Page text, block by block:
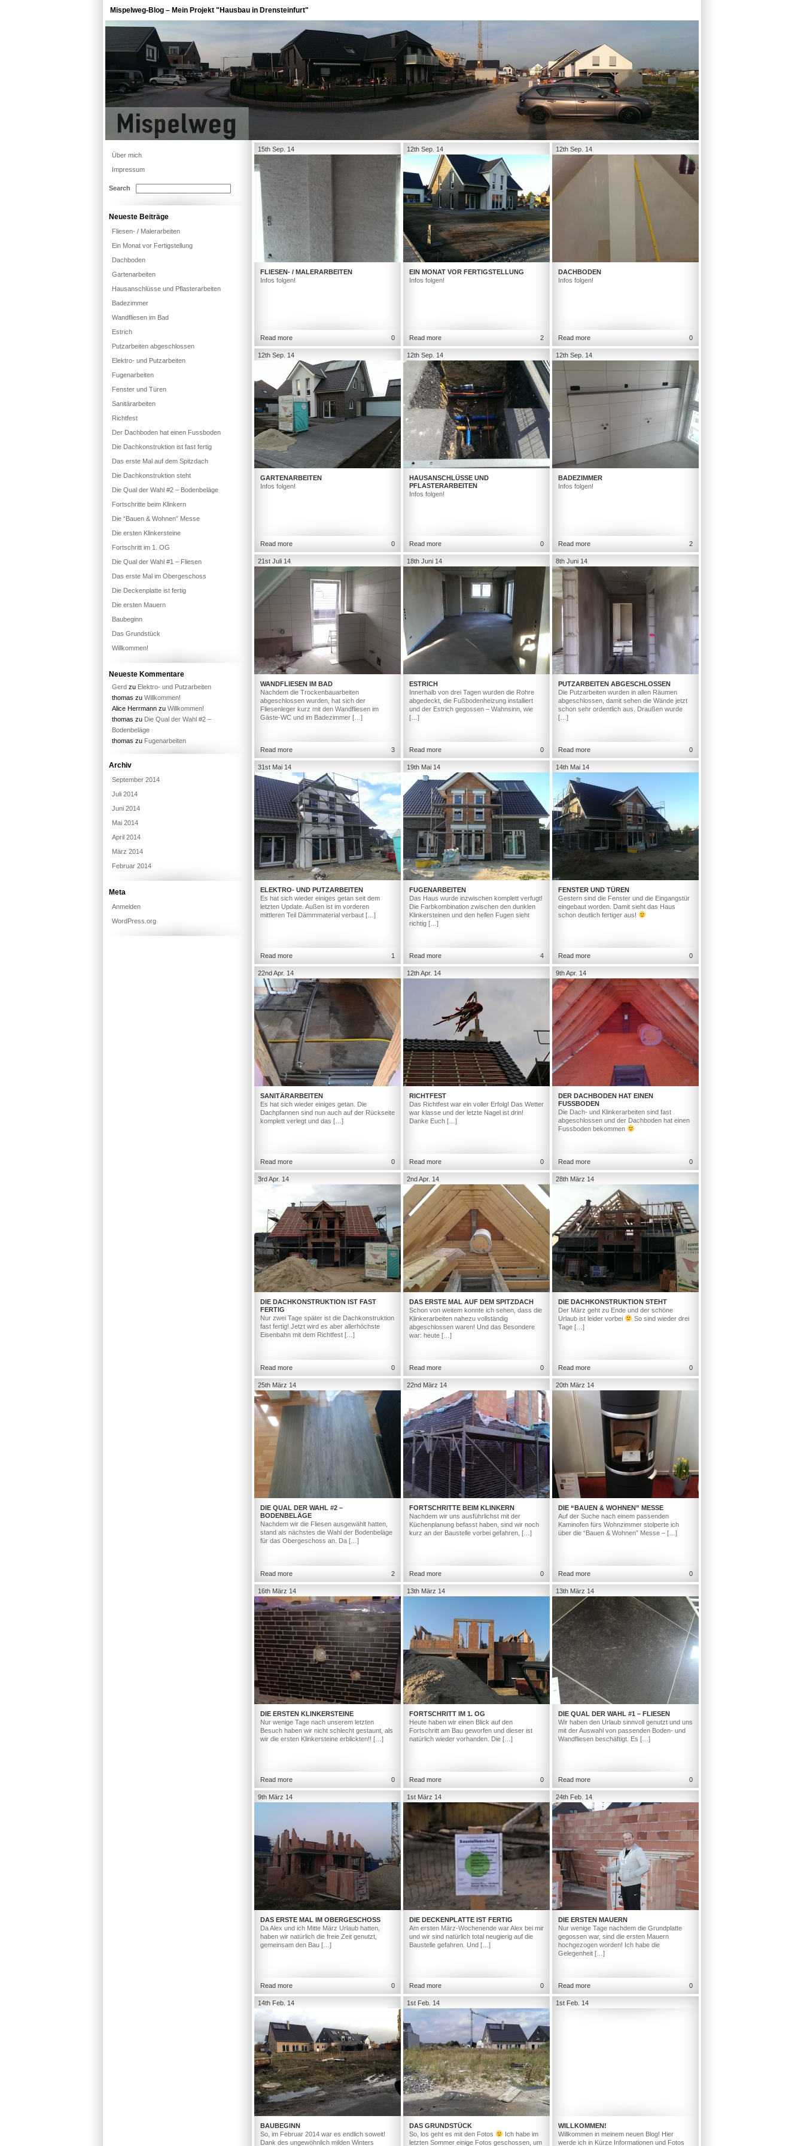
Mispelweg-Blog – Mein Projekt "Hausbau in Drensteinfurt"
15th Sep. 14
FLIESEN- / MALERARBEITEN
Infos folgen!
Read more 0
12th Sep. 14
EIN MONAT VOR FERTIGSTELLUNG
Infos folgen!
Read more 2
12th Sep. 14
DACHBODEN
Infos folgen!
Read more 0
12th Sep. 14
GARTENARBEITEN
Infos folgen!
Read more 0
12th Sep. 14
HAUSANSCHLÜSSE UND
PFLASTERARBEITEN
Infos folgen!
Read more 0
12th Sep. 14
BADEZIMMER
Infos folgen!
Read more 2
21st Juli 14
WANDFLIESEN IM BAD
Nachdem die Trockenbauarbeiten
abgeschlossen wurden, hat sich der
Fliesenleger kurz mit den Wandfliesen im
Gäste-WC und im Badezimmer […]
Read more 3
18th Juni 14
ESTRICH
Innerhalb von drei Tagen wurden die Rohre
abgedeckt, die Fußbodenheizung installiert
und der Estrich gegossen – Wahnsinn, wie
[…]
Read more 0
8th Juni 14
PUTZARBEITEN ABGESCHLOSSEN
Die Putzarbeiten wurden in allen Räumen
abgeschlossen, damit sehen die Wände jetzt
schon sehr ordentlich aus. Draußen wurde
[…]
Read more 0
31st Mai 14
ELEKTRO- UND PUTZARBEITEN
Es hat sich wieder einiges getan seit dem
letzten Update. Außen ist im vorderen
mittleren Teil Dämmmaterial verbaut […]
Read more 1
19th Mai 14
FUGENARBEITEN
Das Haus wurde inzwischen komplett verfugt!
Die Farbkombination zwischen den dunklen
Klinkersteinen und den hellen Fugen sieht
richtig […]
Read more 4
14th Mai 14
FENSTER UND TÜREN
Gestern sind die Fenster und die Eingangstür
eingebaut worden. Damit sieht das Haus
schon deutlich fertiger aus!
Read more 0
22nd Apr. 14
SANITÄRARBEITEN
Es hat sich wieder einiges getan. Die
Dachpfannen sind nun auch auf der Rückseite
komplett verlegt und das […]
Read more 0
12th Apr. 14
RICHTFEST
Das Richtfest war ein voller Erfolg! Das Wetter
war klasse und der letzte Nagel ist drin!
Danke Euch […]
Read more 0
9th Apr. 14
DER DACHBODEN HAT EINEN
FUSSBODEN
Die Dach- und Klinkerarbeiten sind fast
abgeschlossen und der Dachboden hat einen
Fussboden bekommen
Read more 0
3rd Apr. 14
DIE DACHKONSTRUKTION IST FAST
FERTIG
Nur zwei Tage später ist die Dachkonstruktion
fast fertig! Jetzt wird es aber allerhöchste
Eisenbahn mit dem Richtfest […]
Read more 0
2nd Apr. 14
DAS ERSTE MAL AUF DEM SPITZDACH
Schon von weitem konnte ich sehen, dass die
Klinkerarbeiten nahezu vollständig
abgeschlossen waren! Und das Besondere
war: heute […]
Read more 0
28th März 14
DIE DACHKONSTRUKTION STEHT
Der März geht zu Ende und der schöne
Urlaub ist leider vorbei
So sind wieder drei
Tage […]
Read more 0
25th März 14
DIE QUAL DER WAHL #2 –
BODENBELÄGE
Nachdem wir die Fliesen ausgewählt hatten,
stand als nächstes die Wahl der Bodenbeläge
für das Obergeschoss an. Da […]
Read more 2
22nd März 14
FORTSCHRITTE BEIM KLINKERN
Nachdem wir uns ausführlichst mit der
Küchenplanung befasst haben, sind wir noch
kurz an der Baustelle vorbei gefahren, […]
Read more 0
20th März 14
DIE “BAUEN & WOHNEN” MESSE
Auf der Suche nach einem passenden
Kaminofen fürs Wohnzimmer stolperte ich
über die “Bauen & Wohnen” Messe – […]
Read more 0
16th März 14
DIE ERSTEN KLINKERSTEINE
Nur wenige Tage nach unserem letzten
Besuch haben wir nicht schlecht gestaunt, als
wir die ersten Klinkersteine erblickten!! […]
Read more 0
13th März 14
FORTSCHRITT IM 1. OG
Heute haben wir einen Blick auf den
Fortschritt am Bau geworfen und dieser ist
natürlich wieder vorhanden. Die […]
Read more 0
13th März 14
DIE QUAL DER WAHL #1 – FLIESEN
Wir haben den Urlaub sinnvoll genutzt und uns
mit der Auswahl von passenden Boden- und
Wandfliesen beschäftigt. Es […]
Read more 0
9th März 14
DAS ERSTE MAL IM OBERGESCHOSS
Da Alex und ich Mitte März Urlaub hatten,
haben wir natürlich die freie Zeit genutzt,
gemeinsam den Bau […]
Read more 0
1st März 14
DIE DECKENPLATTE IST FERTIG
Am ersten März-Wochenende war Alex bei mir
und wir sind natürlich total neugierig auf die
Baustelle gefahren. Und […]
Read more 0
24th Feb. 14
DIE ERSTEN MAUERN
Nur wenige Tage nachdem die Grundplatte
gegossen war, sind die ersten Mauern
hochgezogen worden! Ich habe die
Gelegenheit […]
Read more 0
14th Feb. 14
BAUBEGINN
So, im Februar 2014 war es endlich soweit!
Dank des ungewöhnlich milden Winters
1st Feb. 14
DAS GRUNDSTÜCK
So, los geht es mit den Fotos
Ich habe im
letzten Sommer einige Fotos geschossen, um
1st Feb. 14
WILLKOMMEN!
Willkommen in meinem neuen Blog! Hier
werde ich in Kürze Informationen und Fotos
Über mich
Impressum
Search
Neueste Beiträge
Fliesen- / Malerarbeiten
Ein Monat vor Fertigstellung
Dachboden
Gartenarbeiten
Hausanschlüsse und Pflasterarbeiten
Badezimmer
Wandfliesen im Bad
Estrich
Putzarbeiten abgeschlossen
Elektro- und Putzarbeiten
Fugenarbeiten
Fenster und Türen
Sanitärarbeiten
Richtfest
Der Dachboden hat einen Fussboden
Die Dachkonstruktion ist fast fertig
Das erste Mal auf dem Spitzdach
Die Dachkonstruktion steht
Die Qual der Wahl #2 – Bodenbeläge
Fortschritte beim Klinkern
Die “Bauen & Wohnen” Messe
Die ersten Klinkersteine
Fortschritt im 1. OG
Die Qual der Wahl #1 – Fliesen
Das erste Mal im Obergeschoss
Die Deckenplatte ist fertig
Die ersten Mauern
Baubeginn
Das Grundstück
Willkommen!
Neueste Kommentare
Gerd zu Elektro- und Putzarbeiten
thomas zu Willkommen!
Alice Herrmann zu Willkommen!
thomas zu Die Qual der Wahl #2 –
Bodenbeläge
thomas zu Fugenarbeiten
Archiv
September 2014
Juli 2014
Juni 2014
Mai 2014
April 2014
März 2014
Februar 2014
Meta
Anmelden
WordPress.org